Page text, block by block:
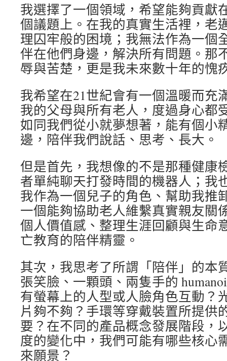
我選擇了一個領域，希望能夠貢獻
個議題上。在我的真實生活裡，老
理囚牢般的困境；我無法作為一個
伴在他們身邊，解決所有問題。那
辱與苦楚，更是我未來數十年的愧
我希望在21世紀會有一個溫暖而充
我的父母與所有老人，度過身心都
如同我們從小就夢想著，能有個小
邊，陪伴我們說話、思考、長大。
但是首先，我想像的不是那種健康
者單純聊天打發時間的機器人；我
我作為一個兒子的角色、幫助我推
一個能夠協助老人維繫真實親友關
個人價值感、整理生涯回顧與生命
亡教育的陪伴精靈。
其次，我思考了所謂「陪伴」的本
張笑臉、一顆頭、兩隻手的
有螢幕上的人型或人臉角色互動？
片夠不夠？手環等穿戴裝置所提供
要？在不同的產品概念發展階段，
度的變化中，我們可能有哪些核心
來願景？